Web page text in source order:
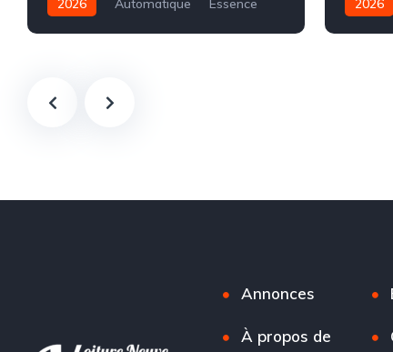
2026 Automatique
Essence
2026
Annonces
À propos de